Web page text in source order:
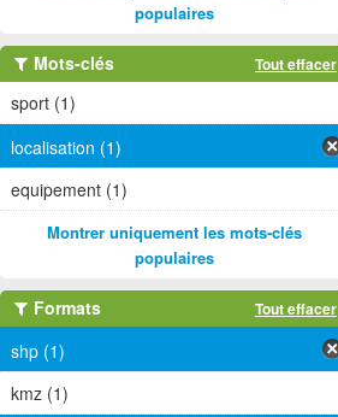
populaires
Mots-clés Tout effacer
sport (1)
localisation (1)
equipement (1)
Montrer uniquement les mots-clés
populaires
Formats Tout effacer
shp (1)
kmz (1)